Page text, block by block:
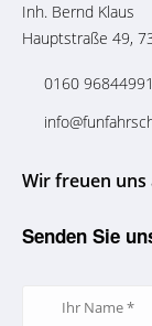
Inh. Bernd Klaus
Hauptstraße 49,
0160 96844991
Wir freuen uns
Senden Sie